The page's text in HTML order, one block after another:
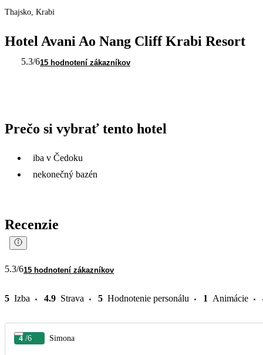
Thajsko, Krabi
Hotel Avani Ao Nang Cliff Krabi Resort
5.3/615 hodnotení zákazníkov
Prečo si vybrať tento hotel
iba v Čedoku
nekonečný bazén
Recenzie
5.3/615 hodnotení zákazníkov
5 Izba 4.9 Strava 5 Hodnotenie personálu 1 Animácie
4 /6 Simona